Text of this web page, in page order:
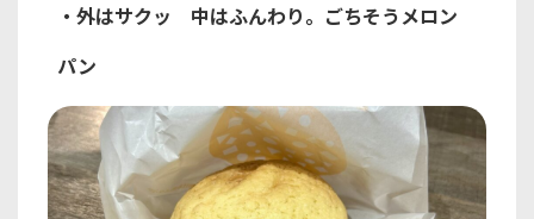
・外はサクッ 中はふんわり。ごちそうメロン
パン